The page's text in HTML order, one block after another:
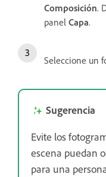
Composición.
panel Capa.
Seleccione un
Sugerencia
Evite los
escena puedan
para una